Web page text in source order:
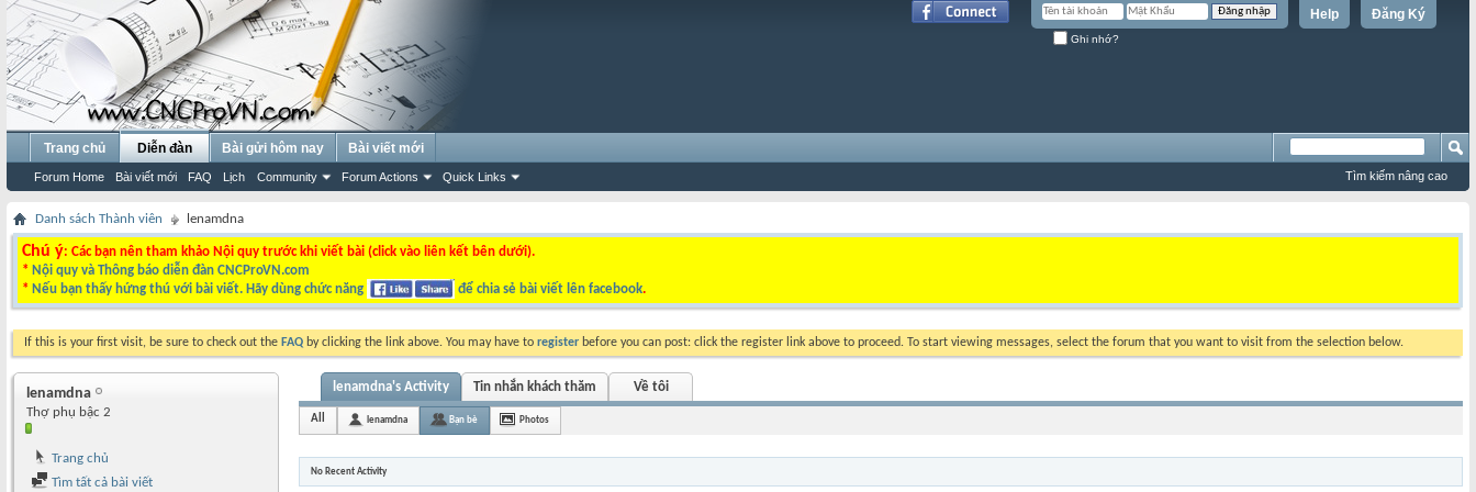
Đăng Ký
Help
Ghi nhớ?
Trang chủ Diễn đàn
Forum Home Bài viết mới FAQ Lịch Community Forum Actions Quick Links
Bài gửi hôm nay Bài viết mới
Tìm kiếm nâng cao
Danh sách Thành viên lenamdna
Chú ý: Các bạn nên tham khảo Nội quy trước khi viết bài (click vào liên kết bên dưới).
* Nội quy và Thông báo diễn đàn CNCProVN.com
* Nếu bạn thấy hứng thú với bài viết. Hãy dùng chức năng để chia sẻ bài viết lên facebook.
If this is your first visit, be sure to check out the FAQ by clicking the link above. You may have to register before you can post: click the register link above to proceed. To start viewing messages, select the forum that you want to visit from the selection below.
lenamdna
Thợ phụ bậc 2
Trang chủ
Tìm tất cả bài viết
lenamdna's Activity Tin nhắn khách thăm Về tôi
All lenamdna Bạn bè Photos
No Recent Activity